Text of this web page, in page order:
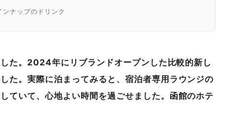
ナップのドリンク
ーた。2024年にリブランドオープンした比較的新し
た。実際に泊まってみると、宿泊者専用ラウンジの
ていて、心地よい時間を過ごせました。函館のホテ